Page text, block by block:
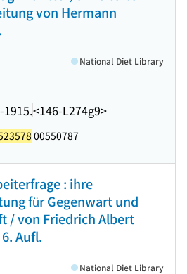
von Hermann
1915.<146-L274g9>
National Diet Library
00550787
: ihre
für Gegenwart und
/ von Friedrich Albert
Aufl.
National Diet Library